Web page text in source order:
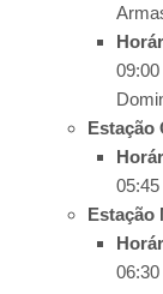
Estação
Estação